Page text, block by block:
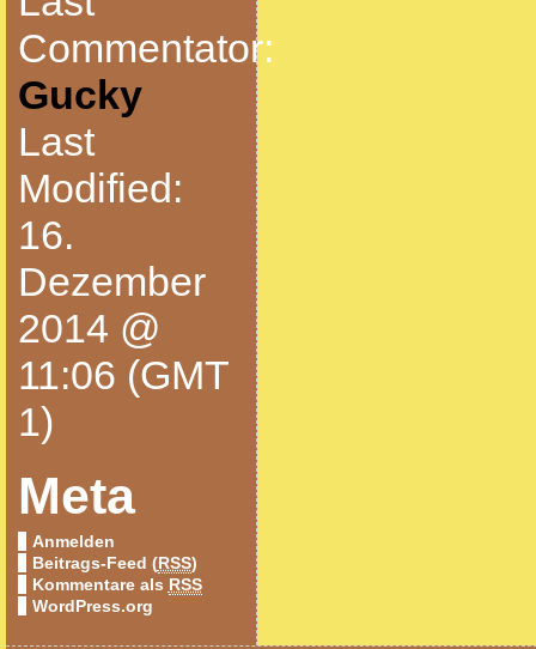
Commentator:
Gucky
Last
Modified:
16.
Dezember
2014 @
11:06 (GMT
1)
Meta
Anmelden
Beitrags-Feed (RSS)
Kommentare als RSS
WordPress.org